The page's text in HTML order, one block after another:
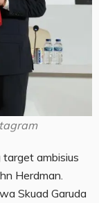
target ambisius
Herdman.
Skuad Garuda